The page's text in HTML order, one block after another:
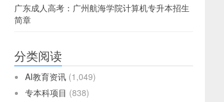
广东成人高考：广州航海学院计算机专升本招生
简章
分类阅读
AI教育资讯 (1,049)
专本科项目 (838)